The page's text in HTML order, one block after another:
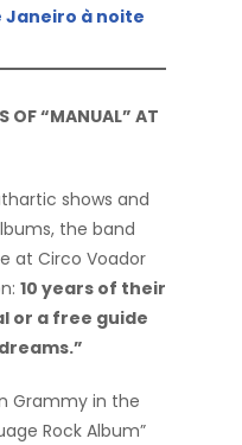
Janeiro à noite
OF “MANUAL” AT
shows and
the band
at Circo Voador
10 years of their
or a free guide
Grammy in the
Rock Album”